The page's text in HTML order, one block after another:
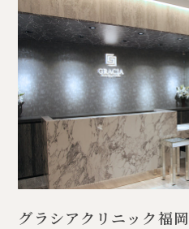
グラシアクリニック福岡